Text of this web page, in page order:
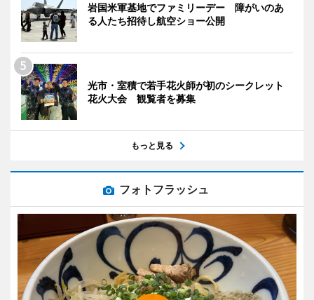
岩国米軍基地でファミリーデー 障がいのあ
る人たち招待し航空ショー公開
光市・室積で若手花火師が初のシークレット
花火大会 観覧者を募集
もっと見る
フォトフラッシュ